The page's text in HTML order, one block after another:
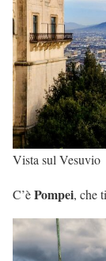
Vista sul Vesuvio
C’èPompei, che